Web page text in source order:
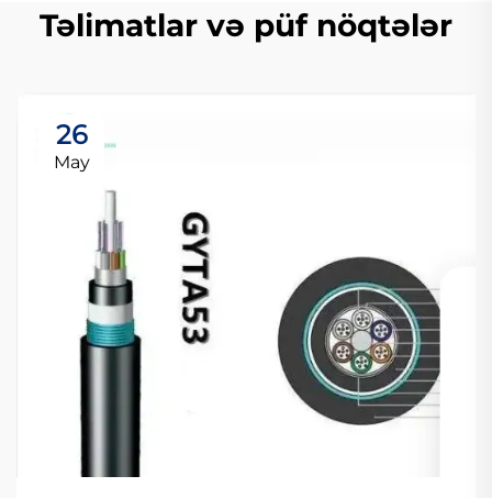
Təlimatlar və püf nöqtələr
26
May